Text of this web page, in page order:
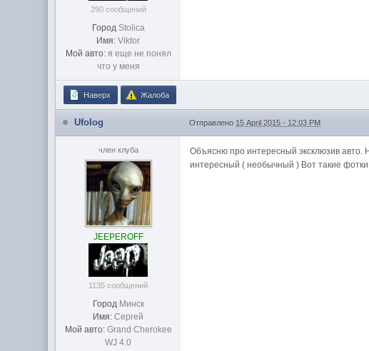
290 сообщений
Город Stolica
Имя: Viktor
Мой авто: я еще не понял
что у меня
Наверх Жалоба
Ufolog Отправлено 15 April 2015 - 12:03 PM
член клуба
JEEPEROFF
1135 сообщений
Город Минск
Имя: Сергей
Мой авто: Grand Cherokee
WJ 4.0
Объясню про интересный эксклюзив авто.
интересный ( необычный ) Вот такие